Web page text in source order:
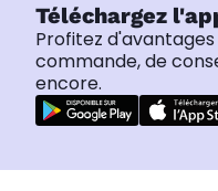
Téléchargez
Profitez
commande, de
encore.